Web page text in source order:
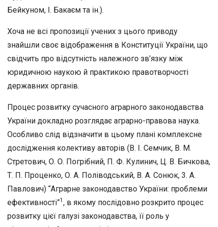
Бейкуном, І. Бакаєм та ін.).
Хоча не всі пропозиції учених з цього приводу
знайшли своє ві­дображення в Конституції України, що
свідчить про відсутність на­лежного зв’язку між
юридичною наукою й практикою правотвор­чості
державних органів.
Процес розвитку сучасного аграрного законодавства
України докладно розглядає аграрно-правова наука.
Особливо слід відзна­чити в цьому плані комплексне
дослідження колективу авторів (В. І. Семчик, В. М.
Стретович, О. О. Погрібний, П. Ф. Кулинич, Ц. В. Бичкова,
Т. П. Проценко, О. А. Поліводський, В. А. Сонюк, 3. А.
Павлович) “Аграрне законодавство України: проблеми
ефек­тивності”1 , в якому послідовно розкрито процес
розвитку цієї галу­зі законодавства, її роль у